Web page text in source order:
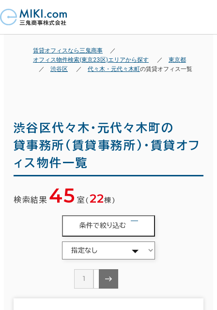
賃貸オフィスなら三鬼商事
オフィス物件検索(東京23区)エリアから探す
東京都
渋谷区
代々木・元代々木町の賃貸オフィス一覧
渋谷区代々木・元代々木町の
貸事務所(賃貸事務所)・賃貸オフ
ィス物件一覧
検索結果 45 室 ( 22棟)
条件で絞り込む
1 2